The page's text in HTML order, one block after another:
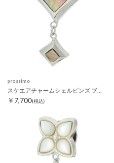
prossimo
スケエアチャームシェルピンズ ブラック
￥7,700(税込)